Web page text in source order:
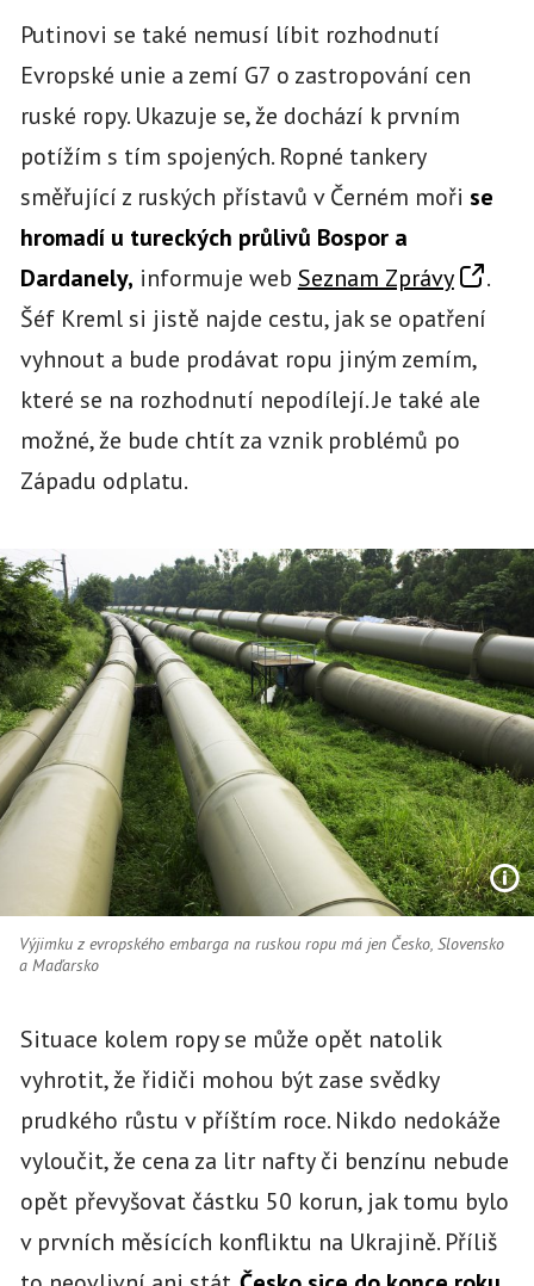
Putinovi se také nemusí líbit rozhodnutí
Evropské unie a zemí G7 o zastropování cen
ruské ropy. Ukazuje se, že dochází k prvním
potížím s tím spojených. Ropné tankery
směřující z ruských přístavů v Černém moři se
hromadí u tureckých průlivů Bospor a
Dardanely, informuje web Seznam Zprávy
.
Šéf Kreml si jistě najde cestu, jak se opatření
vyhnout a bude prodávat ropu jiným zemím,
které se na rozhodnutí nepodílejí. Je také ale
možné, že bude chtít za vznik problémů po
Západu odplatu.
Výjimku z evropského embarga na ruskou ropu má jen Česko, Slovensko
a Maďarsko
Situace kolem ropy se může opět natolik
vyhrotit, že řidiči mohou být zase svědky
prudkého růstu v příštím roce. Nikdo nedokáže
vyloučit, že cena za litr nafty či benzínu nebude
opět převyšovat částku 50 korun, jak tomu bylo
v prvních měsících konfliktu na Ukrajině. Příliš